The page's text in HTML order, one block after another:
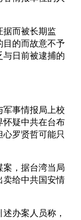
据而被长期监
目的而故意不予
与日前被逮捕的
军事情报局上校
怀疑中共在台布
罗贤哲可能只
案，据台湾当局
卖给中共国安情
办案人员称，